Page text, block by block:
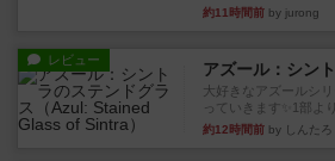
約11時間前 by jurong
レビュー アズール：シン
大好きなアズールシ
っていきます✨1部よ
約12時間前 by しんたろ